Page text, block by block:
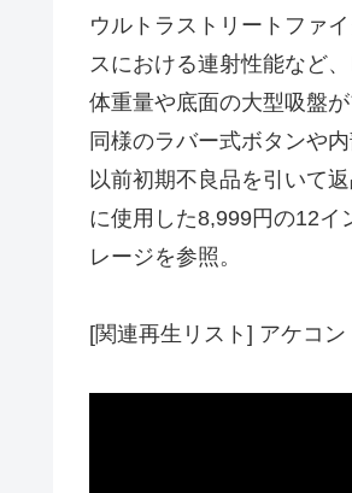
ウルトラストリートファ
スにおける連射性能など
体重量や底面の大型吸盤
同様のラバー式ボタンや
以前初期不良品を引いて
に使用した8,999円の12イ
レージを参照。
[関連再生リスト] アケコ